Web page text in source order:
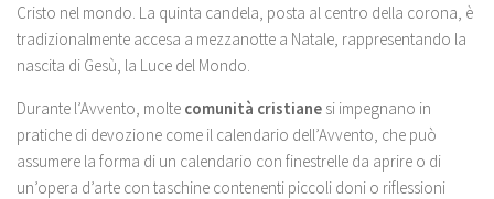
Cristo nel mondo. La quinta candela, posta al centro della corona, è
tradizionalmente accesa a mezzanotte a Natale, rappresentando la
nascita di Gesù, la Luce del Mondo.
Durante l’Avvento, molte comunità cristiane si impegnano in
pratiche di devozione come il calendario dell’Avvento, che può
assumere la forma di un calendario con finestrelle da aprire o di
un’opera d’arte con taschine contenenti piccoli doni o riflessioni